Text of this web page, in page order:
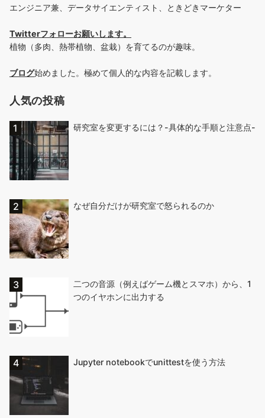
エンジニア兼、データサイエンティスト、ときどきマーケター
Twitterフォローお願いします。
植物（多肉、熱帯植物、盆栽）を育てるのが趣味。
ブログ始めました。極めて個人的な内容を記載します。
人気の投稿
研究室を変更するには？-具体的な手順と注意点-
なぜ自分だけが研究室で怒られるのか
二つの音源（例えばゲーム機とスマホ）から、1
つのイヤホンに出力する
Jupyter notebookでunittestを使う方法